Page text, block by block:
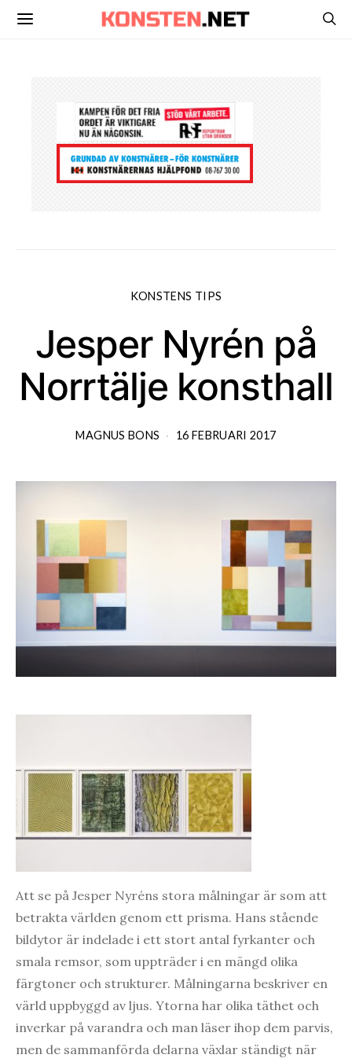
KONSTENS TIPS
Jesper Nyrén på
Norrtälje konsthall
MAGNUS BONS 16 FEBRUARI 2017
Att se på Jesper Nyréns stora målningar är som att
betrakta världen genom ett prisma. Hans stående
bildytor är indelade i ett stort antal fyrkanter och
smala remsor, som uppträder i en mängd olika
färgtoner och strukturer. Målningarna beskriver en
värld uppbyggd av ljus. Ytorna har olika täthet och
inverkar på varandra och man läser ihop dem parvis,
men de sammanförda delarna växlar ständigt när